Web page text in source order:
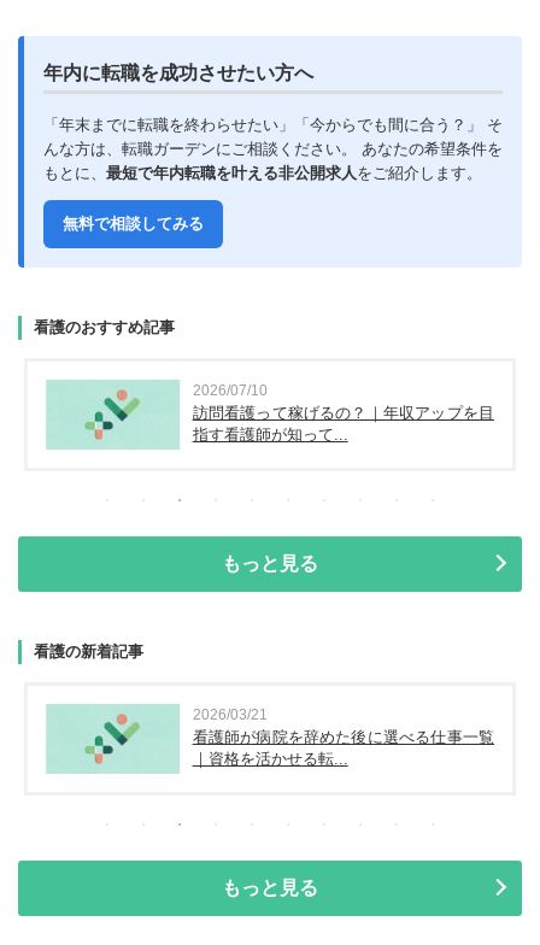
年内に転職を成功させたい方へ
「年末までに転職を終わらせたい」「今からでも間に合う？」 そ
んな方は、転職ガーデンにご相談ください。 あなたの希望条件を
もとに、 最短で年内転職を叶える非公開求人 をご紹介します。
無料で相談してみる
看護のおすすめ記事
2026/07/10
訪問看護って稼げるの？｜年収アップを目
指す看護師が知って...
もっと見る
看護の新着記事
2026/03/21
看護師が病院を辞めた後に選べる仕事一覧
｜資格を活かせる転...
もっと見る